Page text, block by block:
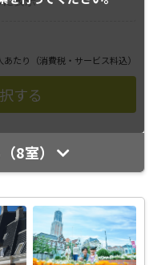
あたり （消費税・サービス料込）
8室）